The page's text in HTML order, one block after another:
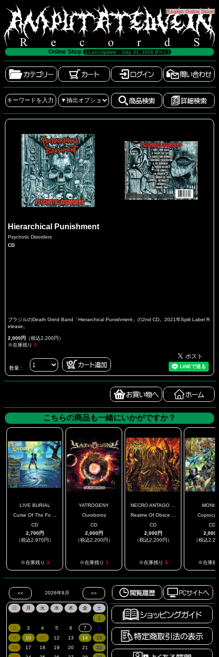
[English Online Store]
Online Shop [ Last Update : July 31, 2026 (Fri.) ]
Hierarchical Punishment
Psychotic Disorders
CD
ブラジルのDeath Grind Band「Hierarchical Punishment」の2nd CD。2021年Split Label R
elease。
2,000円 （税込2,200円）
※在庫残り 3
数量：
こちらの商品も一緒にいかがですか？
LIVE BURIAL
Curse Of The Fo ...
CD
2,700円
（税込2,970円）
※在庫残り 3
YATROGENY
Ouroboros
CD
2,000円
（税込2,200円）
※在庫残り 3
NECRO ANTAGO ...
Realms Of Obsce ...
CD
2,000円
（税込2,200円）
※在庫残り 3
CD
2,000
（税込
※在庫残